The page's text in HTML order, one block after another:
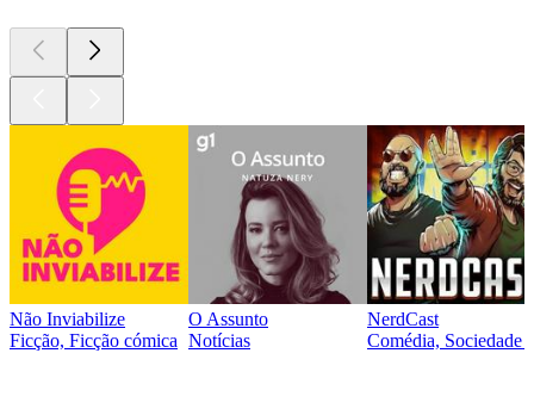
Não Inviabilize
Ficção, Ficção cómica
O Assunto
Notícias
NerdCast
Comédia, Sociedade